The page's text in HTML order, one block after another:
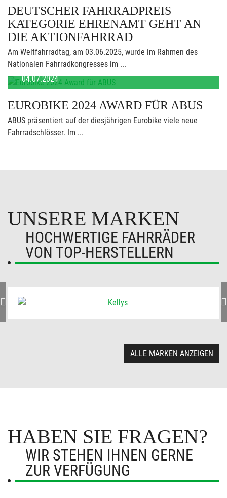
DEUTSCHER FAHRRADPREIS
KATEGORIE EHRENAMT GEHT AN
DIE AKTIONFAHRRAD
Am Weltfahrradtag, am 03.06.2025, wurde im Rahmen des
Nationalen Fahrradkongresses im ...
04.07.2024
EUROBIKE 2024 AWARD FÜR ABUS
ABUS präsentiert auf der diesjährigen Eurobike viele neue
Fahrradschlösser. Im ...
UNSERE MARKEN
HOCHWERTIGE FAHRRÄDER
VON TOP-HERSTELLERN
ALLE MARKEN ANZEIGEN
HABEN SIE FRAGEN?
WIR STEHEN IHNEN GERNE
ZUR VERFÜGUNG